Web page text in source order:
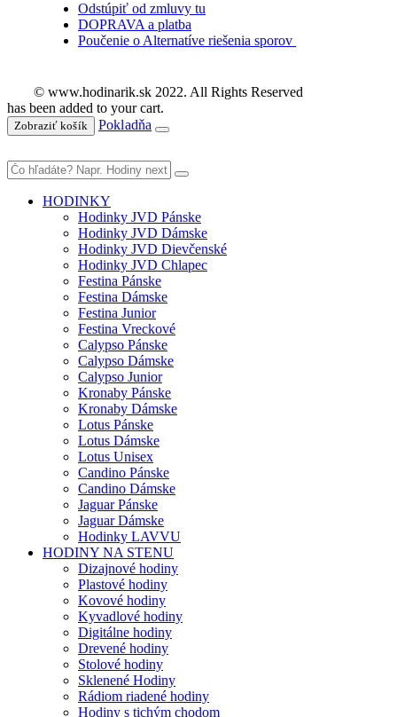
Odstúpiť od zmluvy tu
DOPRAVA a platba
Poučenie o Alternatíve riešenia sporov
© www.hodinarik.sk 2022. All Rights Reserved
has been added to your cart.
Zobraziť košík Pokladňa
HODINKY
Hodinky JVD Pánske
Hodinky JVD Dámske
Hodinky JVD Dievčenské
Hodinky JVD Chlapec
Festina Pánske
Festina Dámske
Festina Junior
Festina Vreckové
Calypso Pánske
Calypso Dámske
Calypso Junior
Kronaby Pánske
Kronaby Dámske
Lotus Pánske
Lotus Dámske
Lotus Unisex
Candino Pánske
Candino Dámske
Jaguar Pánske
Jaguar Dámske
Hodinky LAVVU
HODINY NA STENU
Dizajnové hodiny
Plastové hodiny
Kovové hodiny
Kyvadlové hodiny
Digitálne hodiny
Drevené hodiny
Stolové hodiny
Sklenené Hodiny
Rádiom riadené hodiny
Hodiny s tichým chodom